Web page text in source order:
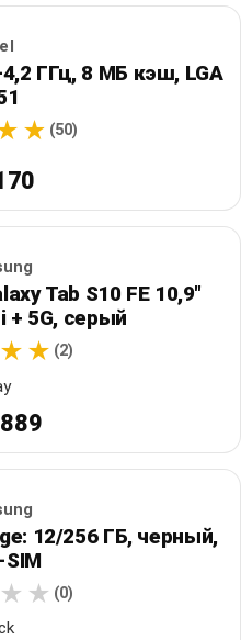
ГГц, 8 МБ кэш, LGA
(50)
Tab S10 FE 10,9"
+ 5G, серый
(2)
12/256 ГБ, черный,
(0)